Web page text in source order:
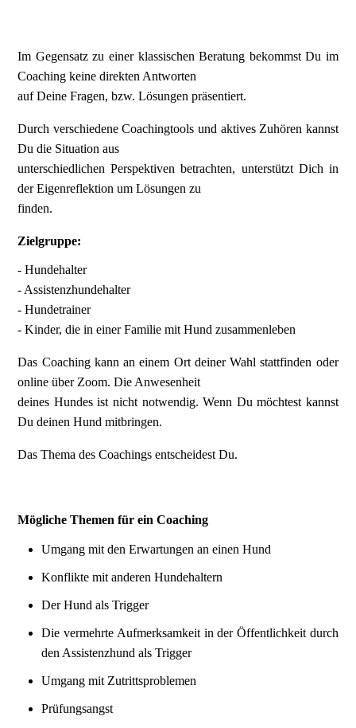
Im Gegensatz zu einer klassischen Beratung bekommst Du im
Coaching keine direkten Antworten
auf Deine Fragen, bzw. Lösungen präsentiert.
Durch verschiedene Coachingtools und aktives Zuhören kannst
Du die Situation aus
unterschiedlichen Perspektiven betrachten, unterstützt Dich in
der Eigenreflektion um Lösungen zu
finden.
Zielgruppe:
- Hundehalter
- Assistenzhundehalter
- Hundetrainer
- Kinder, die in einer Familie mit Hund zusammenleben
Das Coaching kann an einem Ort deiner Wahl stattfinden oder
online über Zoom. Die Anwesenheit
deines Hundes ist nicht notwendig. Wenn Du möchtest kannst
Du deinen Hund mitbringen.
Das Thema des Coachings entscheidest Du.
Mögliche Themen für ein Coaching
Umgang mit den Erwartungen an einen Hund
Konflikte mit anderen Hundehaltern
Der Hund als Trigger
Die vermehrte Aufmerksamkeit in der Öffentlichkeit durch
den Assistenzhund als Trigger
Umgang mit Zutrittsproblemen
Prüfungsangst